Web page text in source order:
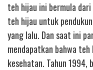
teh hijau ini bermula dari
teh hijau untuk
yang lalu. Dan saat ini
mendapatkan bahwa
kesehatan. Tahun 1994,